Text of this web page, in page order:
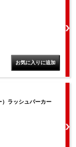
）ラッシュパーカー